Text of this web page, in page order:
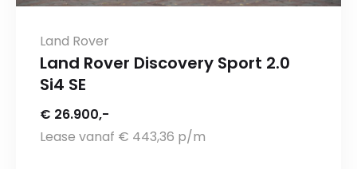
Land Rover
Land Rover Discovery Sport 2.0
Si4 SE
€ 26.900,-
Lease vanaf € 443,36 p/m